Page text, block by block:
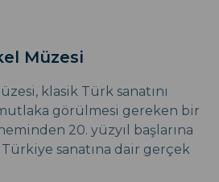
Müzesi
klasik Türk sanatını
görülmesi gereken bir
20. yüzyıl başlarına
sanatına dair gerçek